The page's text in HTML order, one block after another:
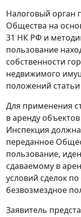
Налоговый орган
Общества на
31 НК РФ и
пользование
собственности
недвижимого
положений
Для применения
в аренду
Инспекция
переданное
пользование,
сдаваемому в
условий сделок
безвозмездное
Заявитель